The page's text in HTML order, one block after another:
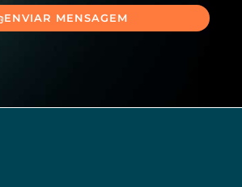
ENVIAR MENSAGEM